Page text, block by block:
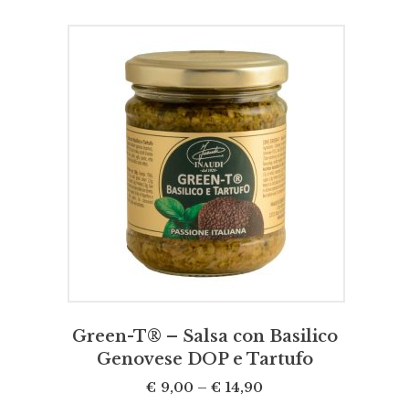
SCEGLI
Green-T® – Salsa con Basilico
Genovese DOP e Tartufo
€ 9,00 – € 14,90